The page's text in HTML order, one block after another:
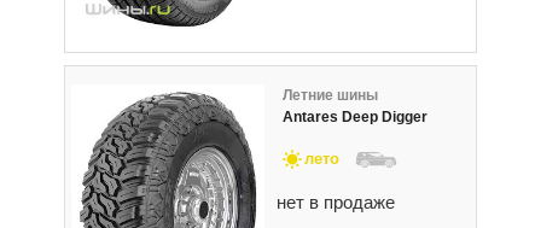
Летние шины
Antares Deep Digger
лето
нет в продаже